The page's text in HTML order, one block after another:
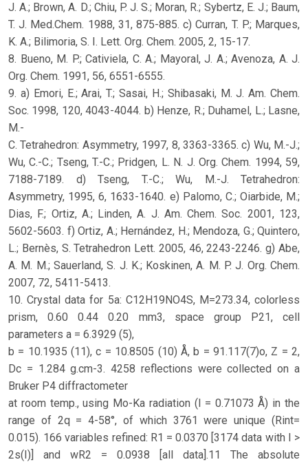
J. A.; Brown, A. D.; Chiu, P. J. S.; Moran, R.; Sybertz, E. J.; Baum,
T. J. Med.Chem. 1988, 31, 875-885. c) Curran, T. P.; Marques,
K. A.; Bilimoria, S. I. Lett. Org. Chem. 2005, 2, 15-17.
8. Bueno, M. P.; Cativiela, C. A.; Mayoral, J. A.; Avenoza, A. J.
Org. Chem. 1991, 56, 6551-6555.
9. a) Emori, E.; Arai, T.; Sasai, H.; Shibasaki, M. J. Am. Chem.
Soc. 1998, 120, 4043-4044. b) Henze, R.; Duhamel, L.; Lasne,
M.-
C. Tetrahedron: Asymmetry, 1997, 8, 3363-3365. c) Wu, M.-J.;
Wu, C.-C.; Tseng, T.-C.; Pridgen, L. N. J. Org. Chem. 1994, 59,
7188-7189. d) Tseng, T.-C.; Wu, M.-J. Tetrahedron:
Asymmetry, 1995, 6, 1633-1640. e) Palomo, C.; Oiarbide, M.;
Dias, F.; Ortiz, A.; Linden, A. J. Am. Chem. Soc. 2001, 123,
5602-5603. f) Ortiz, A.; Hernández, H.; Mendoza, G.; Quintero,
L.; Bernès, S. Tetrahedron Lett. 2005, 46, 2243-2246. g) Abe,
A. M. M.; Sauerland, S. J. K.; Koskinen, A. M. P. J. Org. Chem.
2007, 72, 5411-5413.
10. Crystal data for 5a: C12H19NO4S, M=273.34, colorless
prism, 0.60 0.44 0.20 mm3, space group P21, cell
parameters a = 6.3929 (5),
b = 10.1935 (11), c = 10.8505 (10) Å, b = 91.117(7)o, Z = 2,
Dc = 1.284 g.cm-3. 4258 reflections were collected on a
Bruker P4 diffractometer
at room temp., using Mo-Ka radiation (l = 0.71073 Å) in the
range of 2q = 4-58°, of which 3761 were unique (Rint=
0.015). 166 variables refined: R1 = 0.0370 [3174 data with I >
2s(I)] and wR2 = 0.0938 [all data].11 The absolute